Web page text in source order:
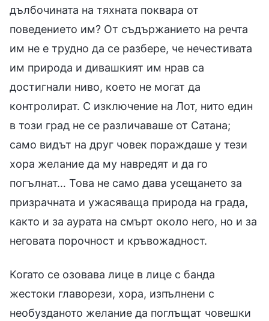
дълбочината на тяхната поквара от
поведението им? От съдържанието на речта
им не е трудно да се разбере, че нечестивата
им природа и дивашкият им нрав са
достигнали ниво, което не могат да
контролират. С изключение на Лот, нито един
в този град не се различаваше от Сатана;
само видът на друг човек пораждаше у тези
хора желание да му навредят и да го
погълнат… Това не само дава усещането за
призрачната и ужасяваща природа на града,
както и за аурата на смърт около него, но и за
неговата порочност и кръвожадност.
Когато се озовава лице в лице с банда
жестоки главорези, хора, изпълнени с
необузданото желание да поглъщат човешки